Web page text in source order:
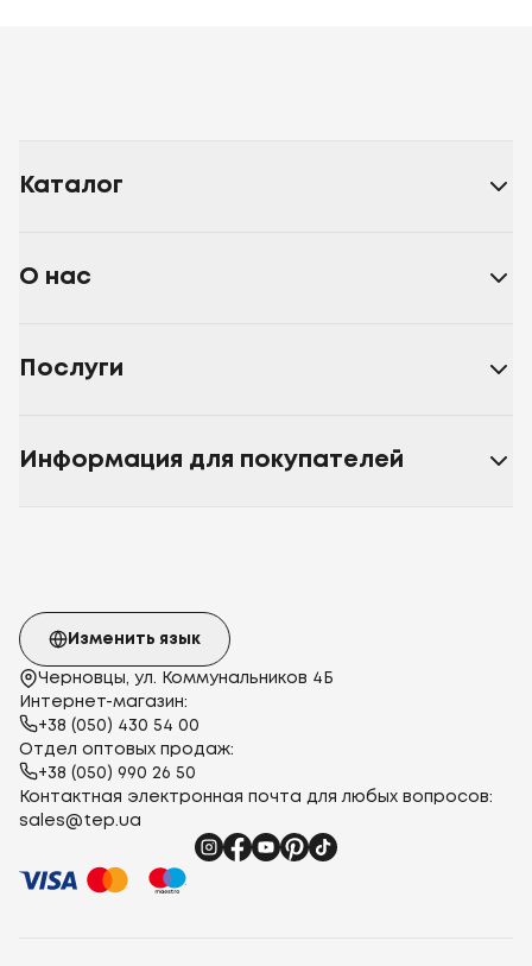
Каталог
О нас
Послуги
Информация для покупателей
Черновцы, ул. Коммунальников 4Б
Интернет-магазин:
+38 (050) 430 54 00
Отдел оптовых продаж:
+38 (050) 990 26 50
Контактная электронная почта для любых вопросов:
sales@tep.ua
Изменить язык